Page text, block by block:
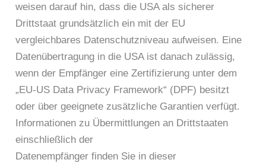
weisen darauf hin, dass die USA als sicherer
Drittstaat grundsätzlich ein mit der EU
vergleichbares Datenschutzniveau aufweisen. Eine
Datenübertragung in die USA ist danach zulässig,
wenn der Empfänger eine Zertifizierung unter dem
„EU-US Data Privacy Framework“ (DPF) besitzt
oder über geeignete zusätzliche Garantien verfügt.
Informationen zu Übermittlungen an Drittstaaten
einschließlich der
Datenempfänger finden Sie in dieser